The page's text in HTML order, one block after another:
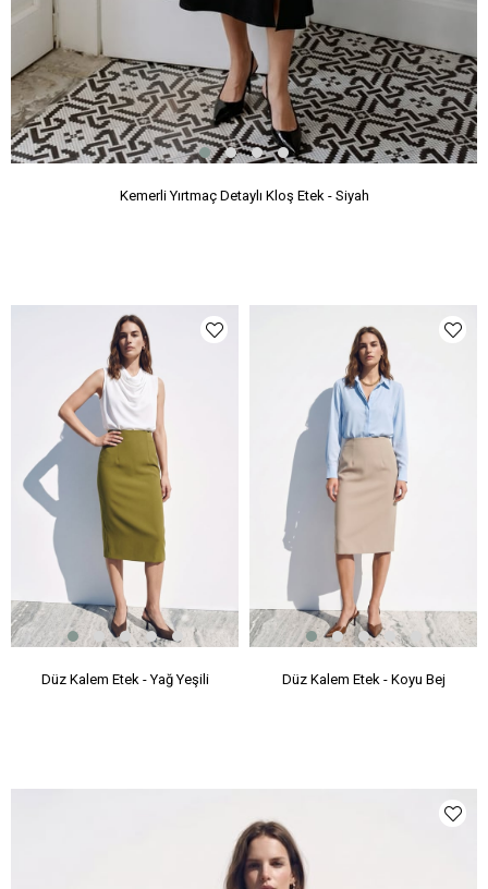
Kemerli Yırtmaç Detaylı Kloş Etek - Siyah
Düz Kalem Etek - Yağ Yeşili Düz Kalem Etek - Koyu Bej